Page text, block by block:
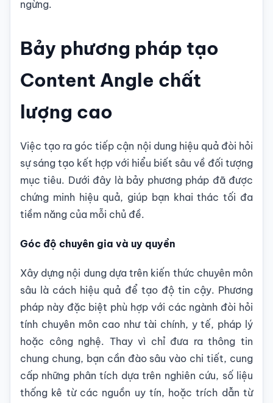
ngừng.
Bảy phương pháp tạo
Content Angle chất
lượng cao
Việc tạo ra góc tiếp cận nội dung hiệu quả đòi hỏi
sự sáng tạo kết hợp với hiểu biết sâu về đối tượng
mục tiêu. Dưới đây là bảy phương pháp đã được
chứng minh hiệu quả, giúp bạn khai thác tối đa
tiềm năng của mỗi chủ đề.
Góc độ chuyên gia và uy quyền
Xây dựng nội dung dựa trên kiến thức chuyên môn
sâu là cách hiệu quả để tạo độ tin cậy. Phương
pháp này đặc biệt phù hợp với các ngành đòi hỏi
tính chuyên môn cao như tài chính, y tế, pháp lý
hoặc công nghệ. Thay vì chỉ đưa ra thông tin
chung chung, bạn cần đào sâu vào chi tiết, cung
cấp những phân tích dựa trên nghiên cứu, số liệu
thống kê từ các nguồn uy tín, hoặc trích dẫn từ